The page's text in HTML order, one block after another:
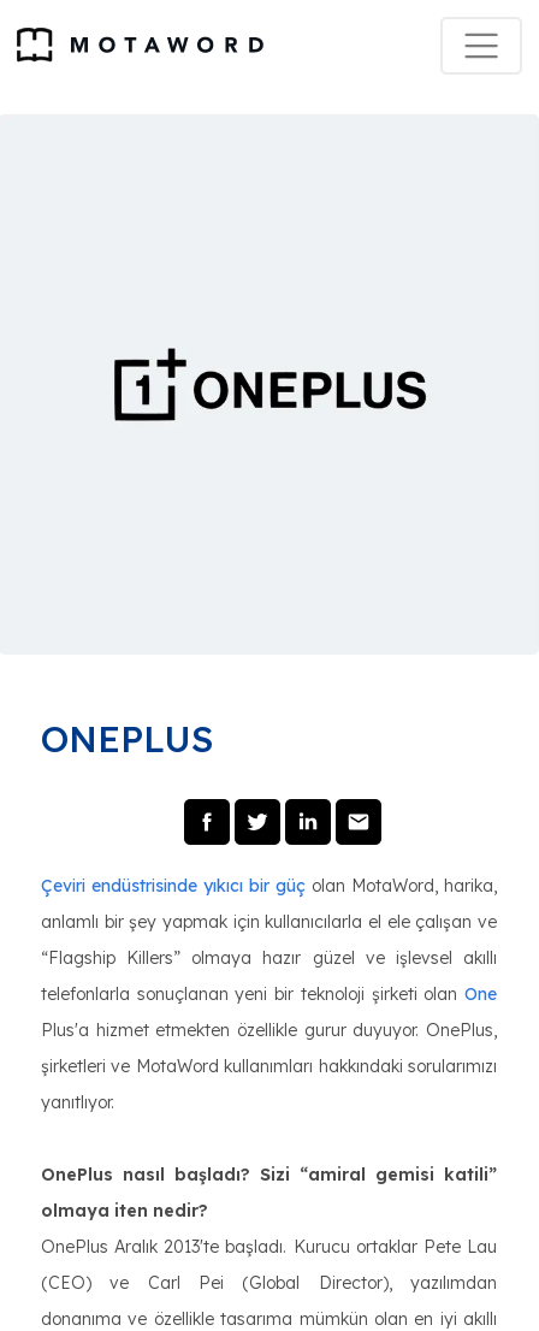
ONEPLUS
Çeviri endüstrisinde yıkıcı bir güç olan MotaWord, harika,
anlamlı bir şey yapmak için kullanıcılarla el ele çalışan ve
“Flagship Killers” olmaya hazır güzel ve işlevsel akıllı
telefonlarla sonuçlanan yeni bir teknoloji şirketi olan One
Plus'a hizmet etmekten özellikle gurur duyuyor. OnePlus,
şirketleri ve MotaWord kullanımları hakkındaki sorularımızı
yanıtlıyor.
OnePlus nasıl başladı? Sizi “amiral gemisi katili”
olmaya iten nedir?
OnePlus Aralık 2013'te başladı. Kurucu ortaklar Pete Lau
(CEO) ve Carl Pei (Global Director), yazılımdan
donanıma ve özellikle tasarıma mümkün olan en iyi akıllı